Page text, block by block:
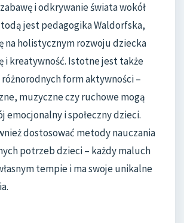
i odkrywanie świata wokół
jest pedagogika Waldorfska,
na holistycznym rozwoju dziecka
i kreatywność. Istotne jest także
form aktywności –
muzyczne czy ruchowe mogą
emocjonalny i społeczny dzieci.
dostosować metody nauczania
potrzeb dzieci – każdy maluch
tempie i ma swoje unikalne